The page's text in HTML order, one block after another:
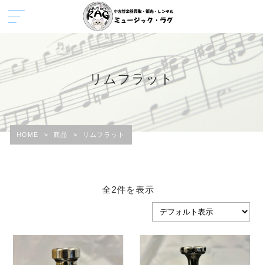
リムフラット
HOME > 商品 > リムフラット
全2件を表示